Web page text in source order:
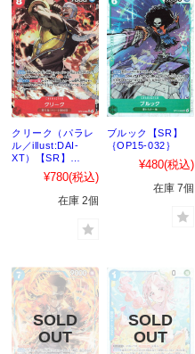
クリーク（パラレ
ル／illust:DAI-
XT）【SR】
｛OP15-008｝
¥780(税込)
在庫 2個
ブルック【SR】
｛OP15-032｝
¥480(税込)
在庫 7個